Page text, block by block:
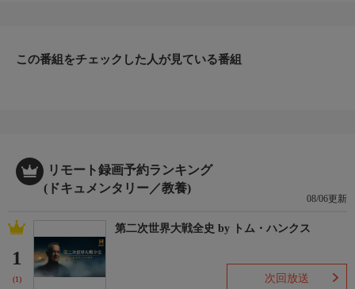
の後は放置されていた。今回父親の提案で、そのマスタングをよ
この番組をチェックした人が見ている番組
リモート録画予約ランキング
(ドキュメンタリー／教養)
08/06更新
1
(1)
第二次世界大戦全史 by トム・ハンクス
次回放送